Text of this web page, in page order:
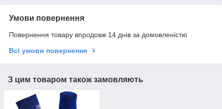
Умови повернення
Повернення товару впродовж 14 днів за домовленістю
Всі умови повернення
З цим товаром також замовляють